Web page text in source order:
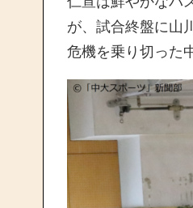
が、試合終盤に山
危機を乗り切った